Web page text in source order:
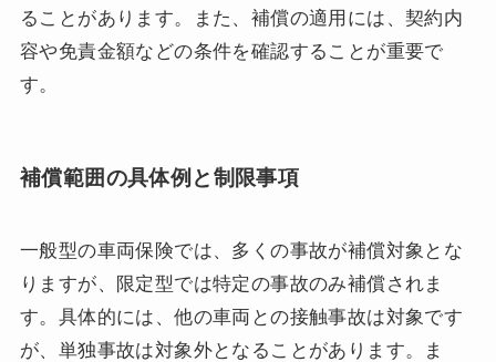
ることがあります。また、補償の適用には、契約内
容や免責金額などの条件を確認することが重要で
す。
補償範囲の具体例と制限事項
一般型の車両保険では、多くの事故が補償対象とな
りますが、限定型では特定の事故のみ補償されま
す。具体的には、他の車両との接触事故は対象です
が、単独事故は対象外となることがあります。ま